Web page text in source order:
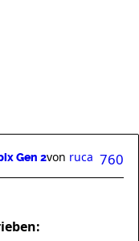
Gen 2 760
von ruca